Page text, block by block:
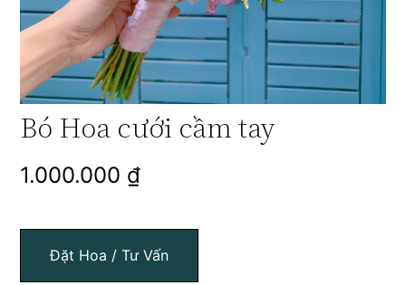
Bó Hoa cưới cầm tay
1.000.000 ₫
Đặt Hoa / Tư Vấn